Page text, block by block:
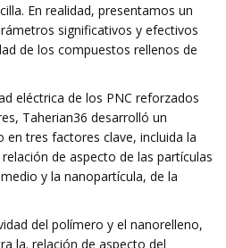
En realidad, presentamos un
significativos y efectivos
de los compuestos rellenos de
eléctrica de los PNC reforzados
Taherian36 desarrolló un
tres factores clave, incluida la
de aspecto de las partículas
y la nanopartícula, de la
del polímero y el nanorelleno,
la. relación de aspecto del